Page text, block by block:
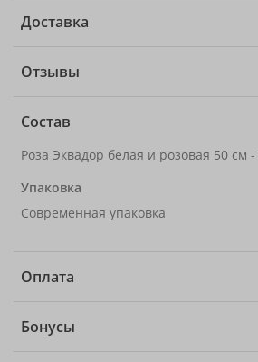
Доставка
Отзывы
Состав
Роза Эквадор белая и розовая 50 см
Упаковка
Современная упаковка
Оплата
Бонусы